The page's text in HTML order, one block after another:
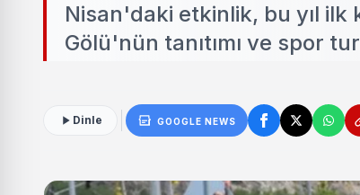
Nisan'daki etkinlik, bu yıl
Gölü'nün tanıtımı ve spor
Dinle GOOGLE NEWS